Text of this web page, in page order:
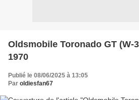
Oldsmobile Toronado GT (W-
1970
Publié le 08/06/2025 à 13:05
Par oldiesfan67